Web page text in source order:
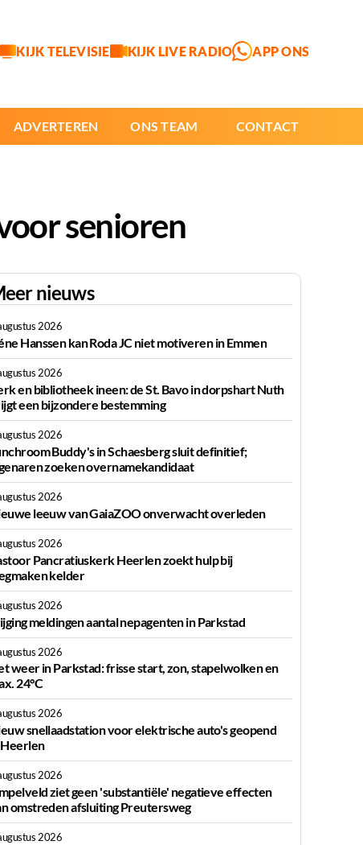
KIJK TELEVISIE KIJK LIVE RADIO APP ONS
ADVERTEREN ONS TEAM CONTACT
senioren
nieuws
2026
Hanssen kan Roda JC niet motiveren in Emmen
2026
en bibliotheek ineen: de St. Bavo in dorpshart Nuth
een bijzondere bestemming
2026
Buddy's in Schaesberg sluit definitief;
zoeken overnamekandidaat
2026
leeuw van GaiaZOO onverwacht overleden
2026
Pancratiuskerk Heerlen zoekt hulp bij
kelder
2026
meldingen aantal nepagenten in Parkstad
2026
weer in Parkstad: frisse start, zon, stapelwolken en
24°C
2026
snellaadstation voor elektrische auto's geopend
2026
ziet geen 'substantiële' negatieve effecten
omstreden afsluiting Preutersweg
2026